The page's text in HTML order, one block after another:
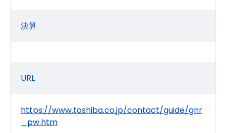
決算
URL
https://www.toshiba.co.jp/contact/guide/gnr
_pw.htm